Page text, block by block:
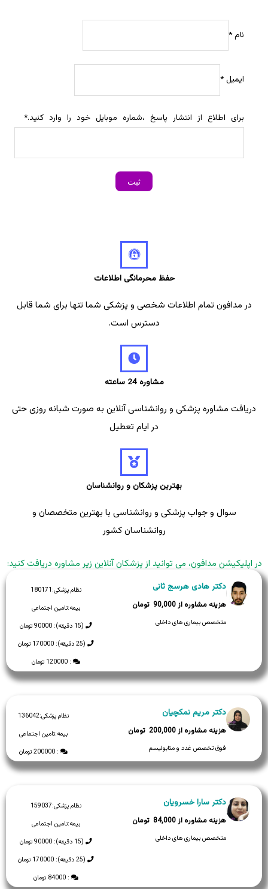
نام*
ایمیل*
برای اطلاع از انتشار پاسخ ،شماره موبایل خود را وارد کنید.*
حفظ محرمانگی اطلاعات
در مدافون تمام اطلاعات شخصی و پزشکی شما تنها برای شما قابل
دسترس است.
مشاوره 24 ساعته
دریافت مشاوره پزشکی و روانشناسی آنلاین به صورت شبانه روزی حتی
در ایام تعطیل
بهترین پزشکان و روانشناسان
سوال و جواب پزشکی و روانشناسی با بهترین متخصصان و
روانشناسان کشور
در اپلیکیشن مدافون، می توانید از پزشکان آنلاین زیر مشاوره دریافت کنید:
نظام پزشکی:180171
بیمه:تامین اجتماعی
(15 دقیقه): 90000 تومان
(25 دقیقه): 170000 تومان
: 120000 تومان
دکتر هادی هرسج ثانی
90,000
متخصص بیماری های داخلی
نظام پزشکی:136042
بیمه:تامین اجتماعی
: 200000 تومان
دکتر مریم نمکچیان
200,000
فوق تخصص غدد و متابولیسم
نظام پزشکی:159037
بیمه:تامین اجتماعی
(15 دقیقه): 90000 تومان
(25 دقیقه): 170000 تومان
: 84000 تومان
دکتر سارا خسرویان
84,000
متخصص بیماری های داخلی